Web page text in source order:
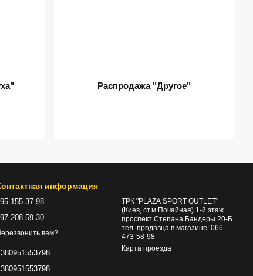
Распродажа "Другое"
информация
155-37-98
208-59-30
вам?
ТРК "PLAZA SPORT OUTLET"
(Киев, ст.м.Почайная) 1-й этаж
проспект Степана Бандеры 20-Б
тел. продавца в магазине: 066-
473-58-98
Карта проезда